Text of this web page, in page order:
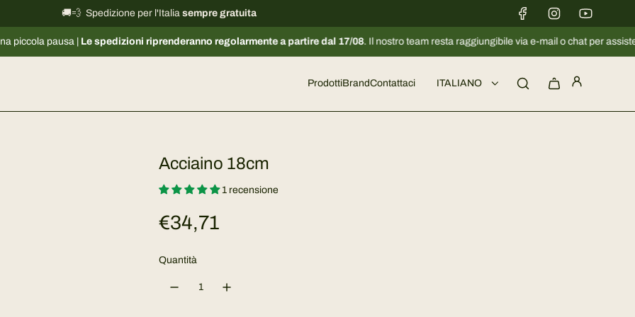
🚚💨 Spedizione per l'Italia sempre gratuita
International shipping information→
|Le spedizioni riprenderanno regolarmente a partire dal 17/08. Il nostro team resta raggiungibile via e-mail o chat per assistervi. 🦌
ProdottiBrandContattaci ITALIANO
Acciaino 18cm
1 recensione
P
r
€34,71
Quantità